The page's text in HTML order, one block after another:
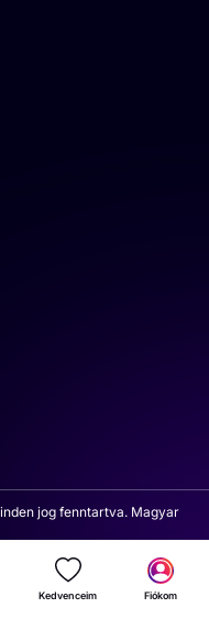
jog fenntartva. Magyar
Kedvenceim Fiókom